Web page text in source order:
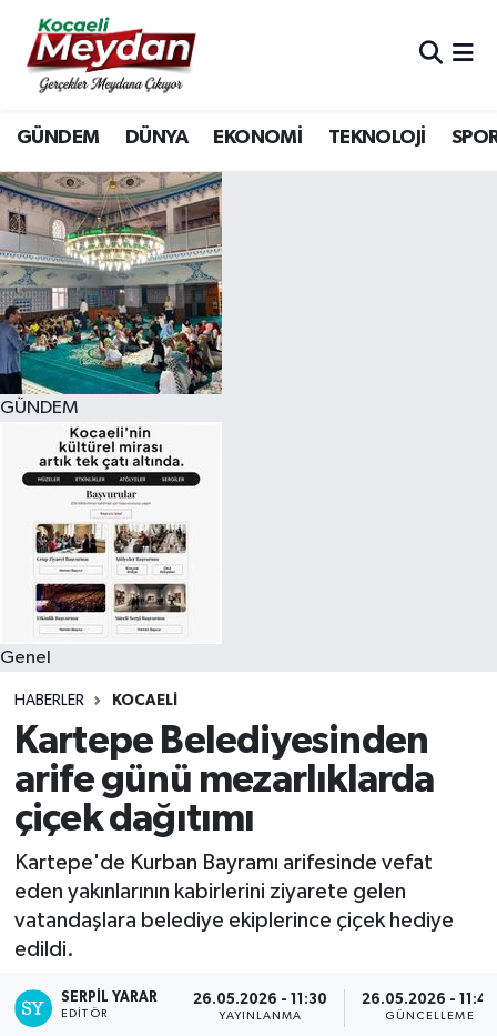
GÜNDEM DÜNYA EKONOMİ TEKNOLOJİ
GÜNDEM
Genel
HABERLER KOCAELI
Kartepe Belediyesinden
arife günü mezarlıklarda
çiçek dağıtımı
Kartepe'de Kurban Bayramı arifesinde vefat
eden yakınlarının kabirlerini ziyarete gelen
vatandaşlara belediye ekiplerince çiçek hediye
edildi.
SERPİL YARAR
EDITÖR
26.05.2026 - 11:30
YAYINLANMA
26.05.2026 - 11:40
GÜNCELLEME
Nöbetçi Eczaneler
Hava Durumu
Trafik Durumu
Süper Lig Puan Durumu ve Fikstür
Tüm Manşetler
Son Dakika Haberleri
Haber Arşivi